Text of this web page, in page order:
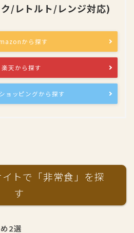
/レトルト/レンジ対応)
から探す
楽天から探す
ョッピングから探す
トで「非常食」を探
す
2選